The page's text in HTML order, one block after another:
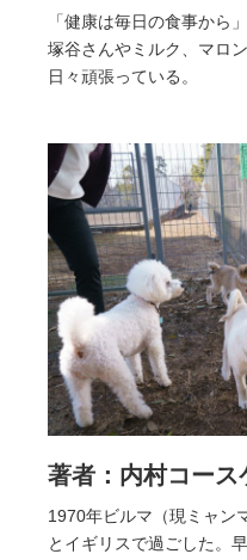
「健康は毎日の食事か
塚谷さんやミルク、マロ
日々頑張っている。
著者：内村コース
1970年ビルマ（現ミャン
とイギリスで過ごした。